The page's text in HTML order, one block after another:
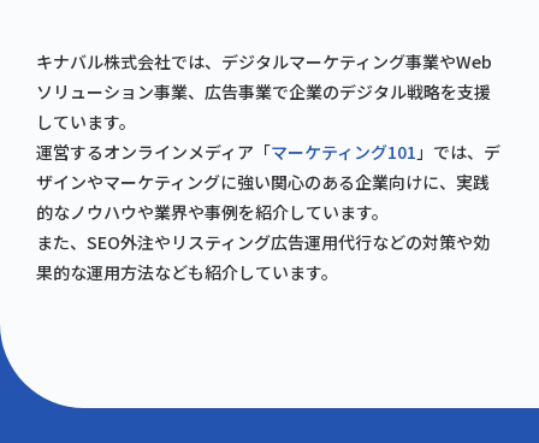
キナバル株式会社では、デジタルマーケティング事業やWeb
ソリューション事業、広告事業で企業のデジタル戦略を支援
しています。
運営するオンラインメディア「マーケティング101」では、デ
ザインやマーケティングに強い関心のある企業向けに、実践
的なノウハウや業界や事例を紹介しています。
また、SEO外注やリスティング広告運用代行などの対策や効
果的な運用方法なども紹介しています。